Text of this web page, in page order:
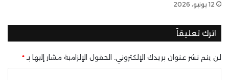
12 يونيو، 2026
اترك تعليقاً
لن يتم نشر عنوان بريدك الإلكتروني. الحقول الإلزامية مشار إليها بـ*